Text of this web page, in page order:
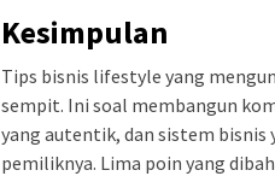
Kesimpulan
Tips bisnis lifestyle yang
sempit. Ini soal membangun
yang autentik, dan sistem bisnis
pemiliknya. Lima poin yang